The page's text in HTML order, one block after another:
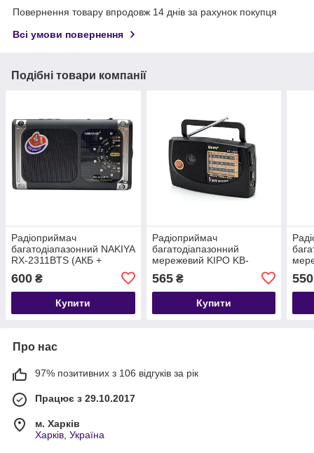
Повернення товару впродовж 14 днів за рахунок покупця
Всі умови повернення
Подібні товари компанії
Радіоприймач
багатодіапазонний NAKIYA
RX-2311BTS (АКБ +
bluetooth
600 ₴
Купити
Радіоприймач
багатодіапазонний
мережевий KIPO KB-
308AC, FM/AM/SW(1-2),
220 V, 2хD (3V)
565₴
Купити
220
550
Про нас
97% позитивних з 106 відгуків за рік
Працює з 29.10.2017
м. Харків
Харків, Україна